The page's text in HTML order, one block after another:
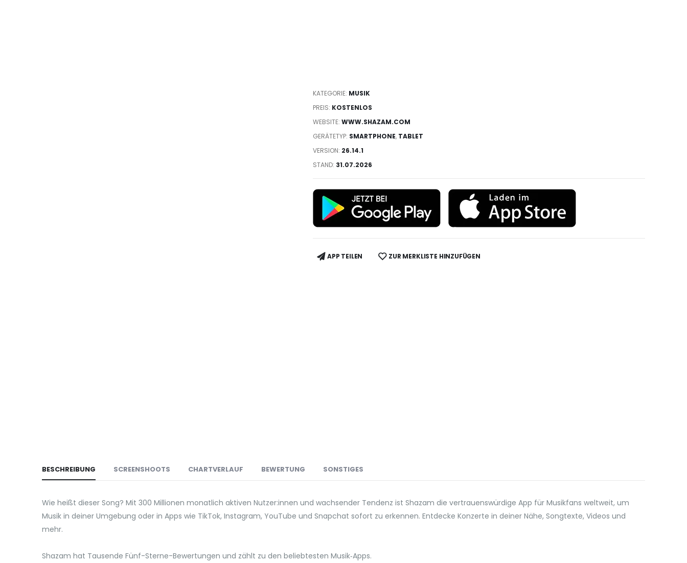
KATEGORIE: MUSIK
PREIS: KOSTENLOS
WEBSITE:WWW.SHAZAM.COM
GERÄTETYP: SMARTPHONE, TABLET
VERSION: 26.14.1
STAND: 31.07.2026
APP TEILEN ZUR MERKLISTE HINZUFÜGEN
BESCHREIBUNG SCREENSHOOTS CHARTVERLAUF BEWERTUNG SONSTIGES
Wie heißt dieser Song? Mit 300 Millionen monatlich aktiven Nutzer:innen und wachsender Tendenz ist Shazam die vertrauenswürdige App für Musikfans weltweit, um
Musik in deiner Umgebung oder in Apps wie TikTok, Instagram, YouTube und Snapchat sofort zu erkennen. Entdecke Konzerte in deiner Nähe, Songtexte, Videos und
mehr.
Shazam hat Tausende Fünf-Sterne-Bewertungen und zählt zu den beliebtesten Musik‑Apps.